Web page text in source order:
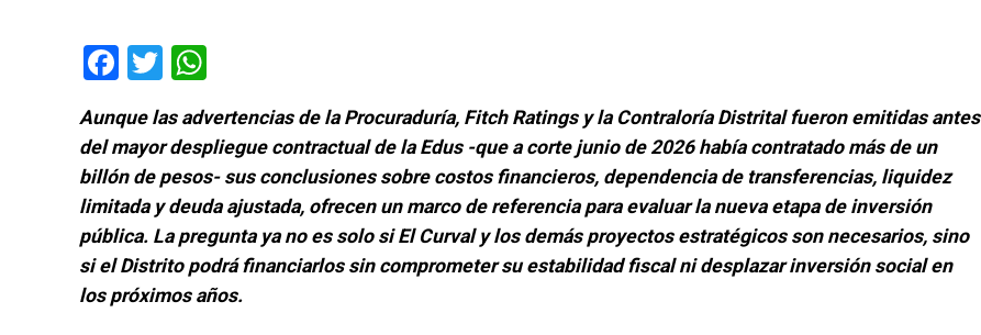
Facebook
Twitter
Aunque las advertencias de la Procuraduría, Fitch Ratings y la Contraloría Distrital fueron emitidas antes
del mayor despliegue contractual de la Edus -que a corte junio de 2026 había contratado más de un
billón de pesos- sus conclusiones sobre costos financieros, dependencia de transferencias, liquidez
limitada y deuda ajustada, ofrecen un marco de referencia para evaluar la nueva etapa de inversión
pública. La pregunta ya no es solo si El Curval y los demás proyectos estratégicos son necesarios, sino
si el Distrito podrá financiarlos sin comprometer su estabilidad fiscal ni desplazar inversión social en
los próximos años.